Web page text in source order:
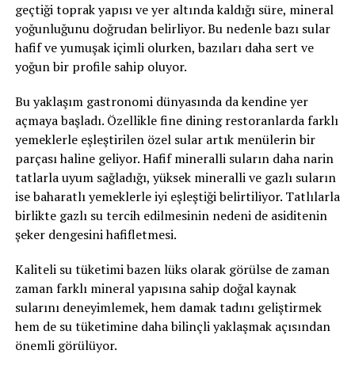
geçtiği toprak yapısı ve yer altında kaldığı süre, mineral
yoğunluğunu doğrudan belirliyor. Bu nedenle bazı sular
hafif ve yumuşak içimli olurken, bazıları daha sert ve
yoğun bir profile sahip oluyor.
Bu yaklaşım gastronomi dünyasında da kendine yer
açmaya başladı. Özellikle fine dining restoranlarda farklı
yemeklerle eşleştirilen özel sular artık menülerin bir
parçası haline geliyor. Hafif mineralli suların daha narin
tatlarla uyum sağladığı, yüksek mineralli ve gazlı suların
ise baharatlı yemeklerle iyi eşleştiği belirtiliyor. Tatlılarla
birlikte gazlı su tercih edilmesinin nedeni de asiditenin
şeker dengesini hafifletmesi.
Kaliteli su tüketimi bazen lüks olarak görülse de zaman
zaman farklı mineral yapısına sahip doğal kaynak
sularını deneyimlemek, hem damak tadını geliştirmek
hem de su tüketimine daha bilinçli yaklaşmak açısından
önemli görülüyor.